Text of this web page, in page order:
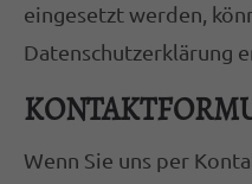
eingesetzt werden,
Datenschutzerklärung
Wenn Sie uns per